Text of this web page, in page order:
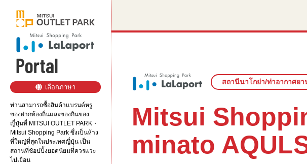
เลือกภาษา
ท่านสามารถซื้อสินค้าแบรนด์หรู
ของฝากท้องถิ่นและของกินของ
ญี่ปุ่นที่ MITSUI OUTLET PARK・
Mitsui Shopping Park ซึ่งเป็นห้าง
ที่ใหญ่ที่สุดในประเทศญี่ปุ่น เป็น
สถานที่ช้อปปิ้งยอดนิยมที่ควรแวะ
ไปเยือน
สถานีนาโกย่า/ท่าอากาศย
Mitsui
minato